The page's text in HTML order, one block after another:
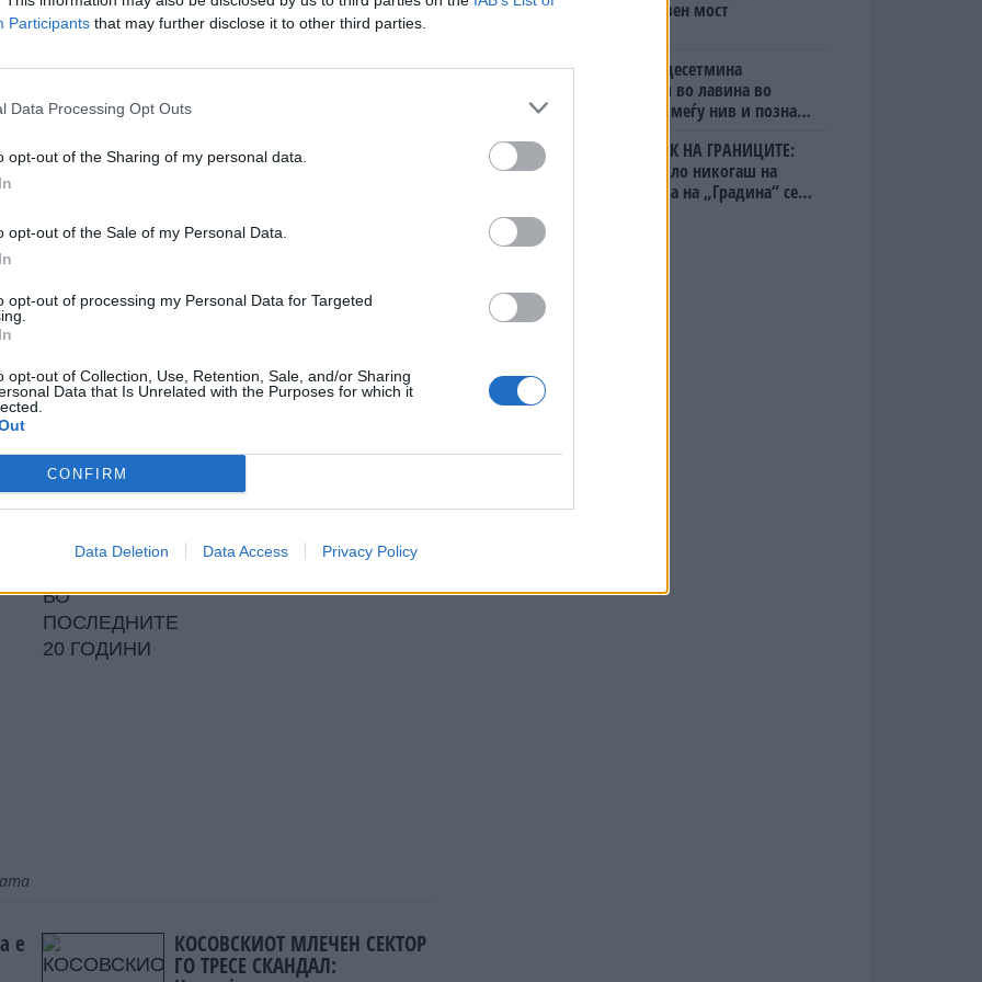
Participants that may further disclose it to other third parties.
Data Processing Opt Outs
opt-out of the Sharing of my personal data.
opt-out of the Sale of my Personal Data.
opt-out of processing my Personal Data for Targeted
opt-out of Collection, Use, Retention, Sale, and/or Sharing
Data that Is Unrelated with the Purposes for which it
CONFIRM
Data Deletion Data Access Privacy Policy
производител за автомобилската
ќе инвестира околу 20 милиони евра
Таа е новата странска инвестиција која
ЕУ смета на ефтин увоз на
СЕ НАЈНИСКИ ВО ПОСЛЕДНИТЕ
20 ГОДИНИ
во македонската економија расте, дека
и дека државата повторно станува
не ветуваме фабрики – ние
места – создаваме работни места. Не
е КОСОВСКИОТ МЛЕЧЕН СЕКТОР
ГО ТРЕСЕ СКАНДАЛ:
мистериозен мост
Исчезнаа десетмина
алпинисти во лавина во
Пакистан- меѓу нив и познат
БЕЛ ШТРАЈК НА ГРАНИЦИТЕ:
Вака не било никогаш на
„Евзони“, а на „Градина“ се